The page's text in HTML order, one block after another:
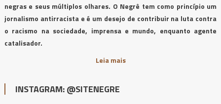
negras e seus múltiplos olhares. O Negrê tem como princípio um
jornalismo antirracista e é um desejo de contribuir na luta contra
o racismo na sociedade, imprensa e mundo, enquanto agente
catalisador.
Leia mais
INSTAGRAM: @SITENEGRE